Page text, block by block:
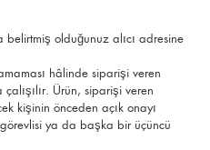
belirtmiş olduğunuz alıcı adresine
hâlinde siparişi veren
Ürün, siparişi veren
kişinin önceden açık onayı
ya da başka bir üçüncü